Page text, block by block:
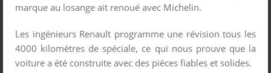
marque au losange ait renoué avec Michelin.
Les ingénieurs Renault programme une révision tous les
4000 kilomètres de spéciale, ce qui nous prouve que la
voiture a été construite avec des pièces fiables et solides.